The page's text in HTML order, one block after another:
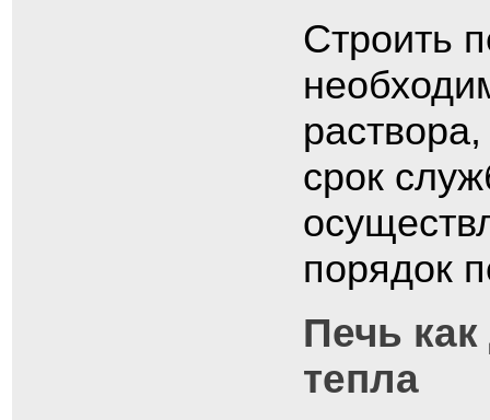
Строить
срок
порядок
Печь
тепла